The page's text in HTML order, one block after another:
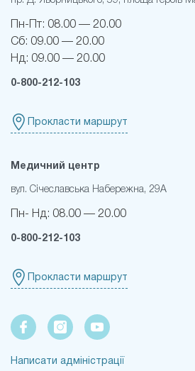
Пн-Пт: 08.00 — 20.00
Сб: 09.00 — 20.00
Нд: 09.00 — 20.00
0-800-212-103
Прокласти маршрут
Медичний центр
вул. Січеславська Набережна, 29А
Пн- Нд: 08.00 — 20.00
0-800-212-103
Прокласти маршрут
Написати адміністрації